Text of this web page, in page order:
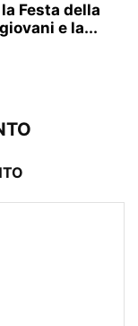
Festa della
e la...